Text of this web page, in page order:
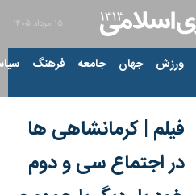
۱۵ مرداد ۱۴۰۵
ورزش جهان جامعه فرهنگ
فیلم | کرمانشاهی ها
در اجتماع سی و دوم